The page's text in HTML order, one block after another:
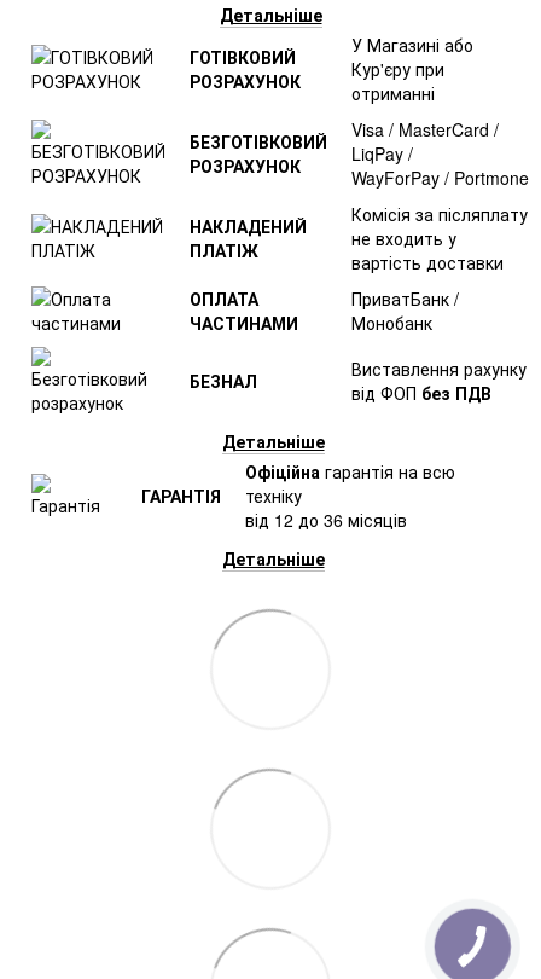
Детальніше
ГОТІВКОВИЙ
РОЗРАХУНОК
У Магазині або
Кур'єру при
отриманні
БЕЗГОТІВКОВИЙ
РОЗРАХУНОК
Visa / MasterCard /
LiqPay /
WayForPay / Portmone
НАКЛАДЕНИЙ
ПЛАТІЖ
Комісія за післяплату
не входить у
вартість доставки
ОПЛАТА
ЧАСТИНАМИ
ПриватБанк /
Монобанк
БЕЗНАЛ
Виставлення рахунку
від ФОП без ПДВ
Детальніше
ГАРАНТІЯ
Офіційна гарантія на всю
техніку
від 12 до 36 місяців
Детальніше